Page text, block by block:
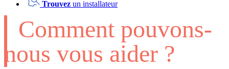
Trouvez un installateur
Comment pouvons-
nous vous aider ?